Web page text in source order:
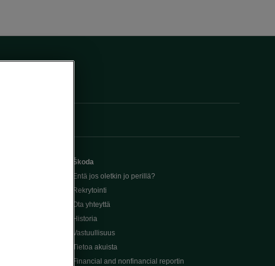
Škoda
Entä jos oletkin jo perillä?
Rekrytointi
Ota yhteyttä
Historia
Vastuullisuus
Tietoa akuista
Financial and nonfinancial reportin